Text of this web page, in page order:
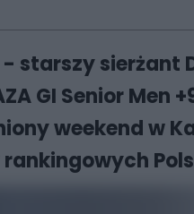
starszy sierżant
GI Senior
weekend w